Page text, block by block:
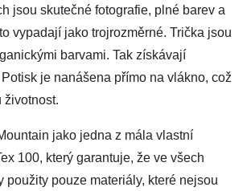
jsou skutečné fotografie, plné barev a
vypadají jako trojrozměrné. Trička jsou
barvami. Tak získávají
je nanášena přímo na vlákno, což
životnost.
jako jedna z mála vlastní
100, který garantuje, že ve všech
použity pouze materiály, které nejsou